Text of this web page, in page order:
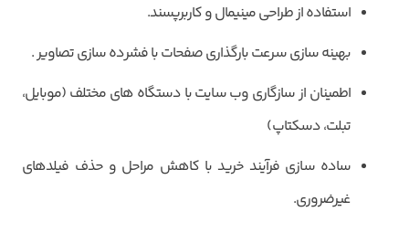
استفاده از طراحی مینیمال و کاربرپسند.
بهینه سازی سرعت بارگذاری صفحات با فشرده سازی تصاویر .
اطمینان از سازگاری وب سایت با دستگاه های مختلف (موبایل،
تبلت، دسکتاپ)
ساده سازی فرآیند خرید با کاهش مراحل و حذف فیلدهای
غیرضروری.